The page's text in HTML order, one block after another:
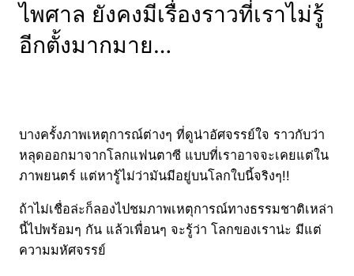
ไพศาล ยังคงมีเรื่องราวที่เราไม่รู้
อีกตั้งมากมาย…
บางครั้งภาพเหตุการณ์ต่างๆ ที่ดูน่าอัศจรรย์ใจ ราวกับว่า
หลุดออกมาจากโลกแฟนตาซี แบบที่เราอาจจะเคยแต่ใน
ภาพยนตร์ แต่หารู้ไม่ว่ามันมีอยู่บนโลกใบนี้จริงๆ!!
ถ้าไม่เชื่อล่ะก็ลองไปชมภาพเหตุการณ์ทางธรรมชาติเหล่า
นี้ไปพร้อมๆ กัน แล้วเพื่อนๆ จะรู้ว่า โลกของเราน่ะ มีแต่
ความมหัศจรรย์